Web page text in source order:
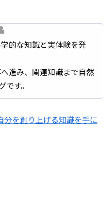
的な知識と実体験を発
進み、関連知識まで自然
す。
を創り上げる知識を手に